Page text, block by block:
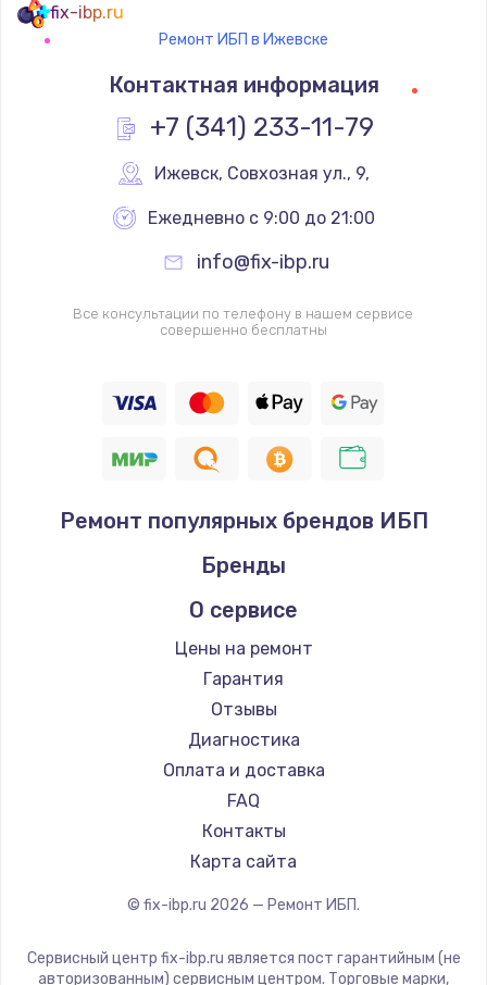
fix-ibp.ru
Ремонт ИБП в Ижевске
Контактная информация
+7 (341) 233-11-79
Ижевск, Совхозная ул., 9,
Ежедневно с 9:00 до 21:00
info@fix-ibp.ru
Все консультации по телефону в нашем сервисе
совершенно бесплатны
Ремонт популярных брендов ИБП
Бренды
О сервисе
Цены на ремонт
Гарантия
Отзывы
Диагностика
Оплата и доставка
FAQ
Контакты
Карта сайта
© fix-ibp.ru 2026 — Ремонт ИБП.
Сервисный центр fix-ibp.ru является пост гарантийным (не
авторизованным) сервисным центром. Торговые марки,